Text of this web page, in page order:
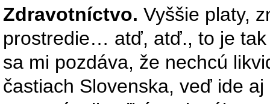
Zdravotníctvo. Vyššie platy,
prostredie… atď, atď., to je
sa mi pozdáva, že nechcú
častiach Slovenska, veď ide